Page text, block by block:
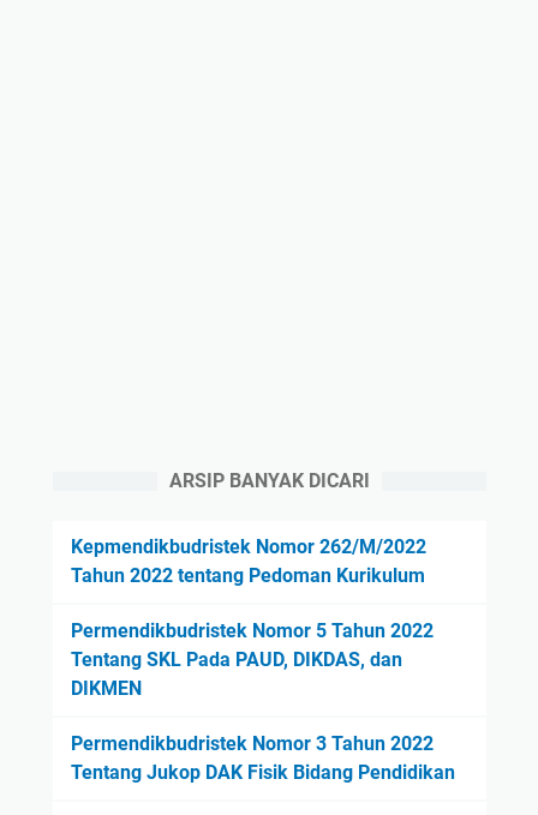
ARSIP BANYAK DICARI
Kepmendikbudristek Nomor 262/M/2022
Tahun 2022 tentang Pedoman Kurikulum
Permendikbudristek Nomor 5 Tahun 2022
Tentang SKL Pada PAUD, DIKDAS, dan
DIKMEN
Permendikbudristek Nomor 3 Tahun 2022
Tentang Jukop DAK Fisik Bidang Pendidikan